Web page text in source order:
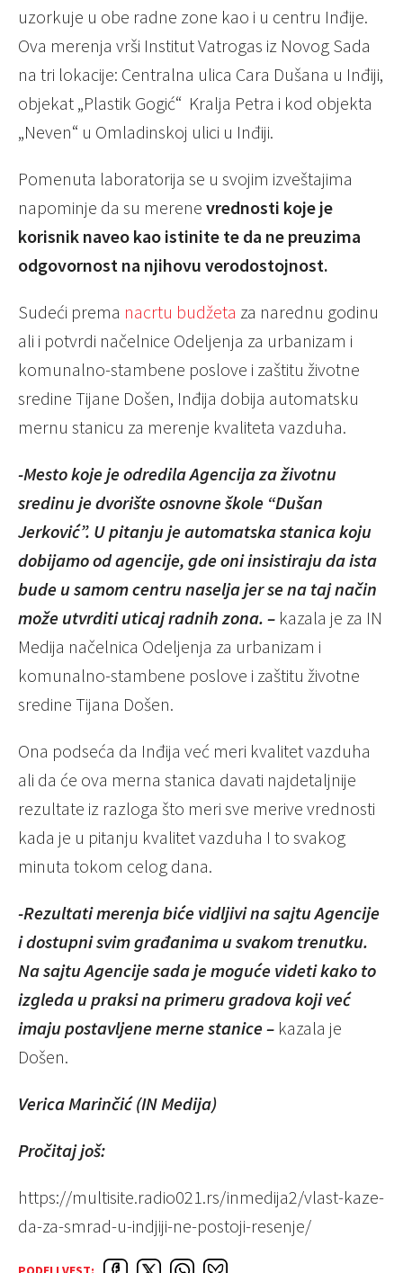
uzorkuje u obe radne zone kao i u centru Inđije.
Ova merenja vrši Institut Vatrogas iz Novog Sada
na tri lokacije: Centralna ulica Cara Dušana u Inđiji,
objekat „Plastik Gogić“ Kralja Petra i kod objekta
„Neven“ u Omladinskoj ulici u Inđiji.
Pomenuta laboratorija se u svojim izveštajima
napominje da su merene vrednosti koje je
korisnik naveo kao istinite te da ne preuzima
odgovornost na njihovu verodostojnost.
Sudeći prema nacrtu budžeta za narednu godinu
ali i potvrdi načelnice Odeljenja za urbanizam i
komunalno-stambene poslove i zaštitu životne
sredine Tijane Došen, Inđija dobija automatsku
mernu stanicu za merenje kvaliteta vazduha.
-Mesto koje je odredila Agencija za životnu
sredinu je dvorište osnovne škole “Dušan
Jerković”. U pitanju je automatska stanica koju
dobijamo od agencije, gde oni insistiraju da ista
bude u samom centru naselja jer se na taj način
može utvrditi uticaj radnih zona. – kazala je za IN
Medija načelnica Odeljenja za urbanizam i
komunalno-stambene poslove i zaštitu životne
sredine Tijana Došen.
Ona podseća da Inđija već meri kvalitet vazduha
ali da će ova merna stanica davati najdetaljnije
rezultate iz razloga što meri sve merive vrednosti
kada je u pitanju kvalitet vazduha I to svakog
minuta tokom celog dana.
-Rezultati merenja biće vidljivi na sajtu Agencije
i dostupni svim građanima u svakom trenutku.
Na sajtu Agencije sada je moguće videti kako to
izgleda u praksi na primeru gradova koji već
imaju postavljene merne stanice – kazala je
Došen.
Verica Marinčić (IN Medija)
Pročitaj još:
https://multisite.radio021.rs/inmedija2/vlast-kaze-
da-za-smrad-u-indjiji-ne-postoji-resenje/